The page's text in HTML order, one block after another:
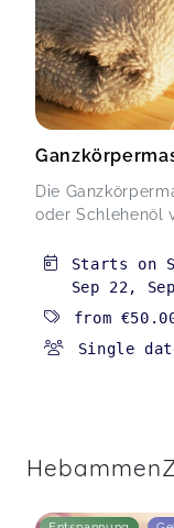
Die
oder Schlehenöl
Starts on
Sep 22,
from
Single